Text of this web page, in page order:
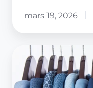
mars 19, 2026
vrai
coût